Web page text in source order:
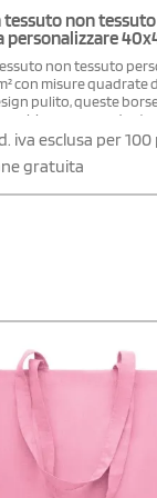
tessuto non
personalizzare
non tessuto
con misure quadrate
pulito, queste
chi cerca un gadget
funzionale ed
iva esclusa per 100
gratuita